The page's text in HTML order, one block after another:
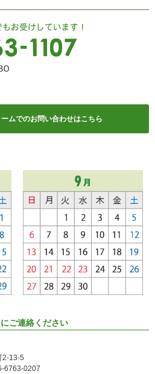
ムでのお問い合わせはこちら
ご連絡ください
13-5
0207